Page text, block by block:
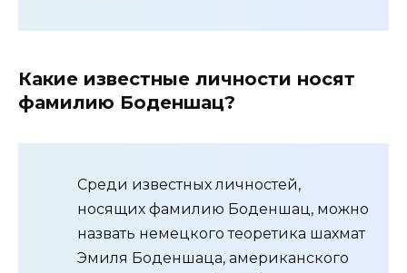
Какие известные личности носят
фамилию Боденшац?
Среди известных личностей,
носящих фамилию Боденшац, можно
назвать немецкого теоретика шахмат
Эмиля Боденшаца, американского